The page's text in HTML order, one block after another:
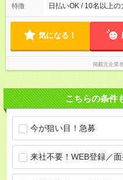
よって時間外での勤務
特徴 日払いOK / 10名以上の
気になる！
掲載元企業名
こちらの条件
今が狙い目！急募
来社不要！WEB登録／